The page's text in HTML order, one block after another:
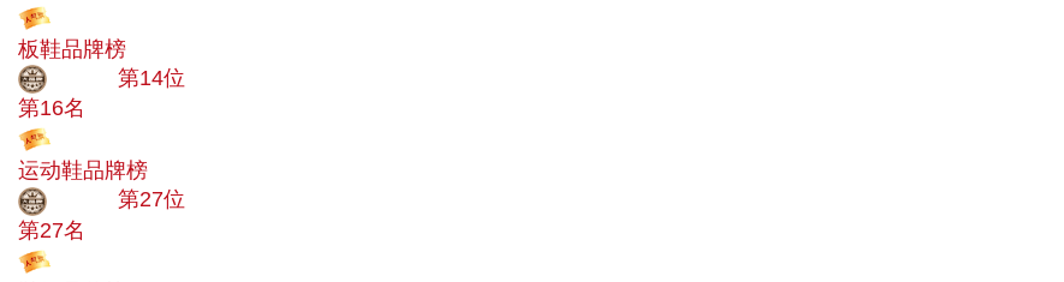
板鞋品牌榜
第14位
第16名
运动鞋品牌榜
第27位
第27名